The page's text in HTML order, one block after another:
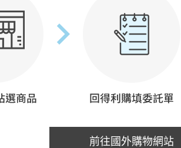
前往國外購物網站